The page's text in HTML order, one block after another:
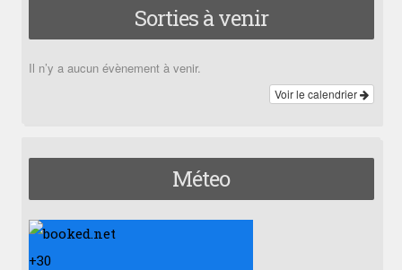
Sorties à venir
Il n’y a aucun évènement à venir.
Voir le calendrier
Méteo
+30